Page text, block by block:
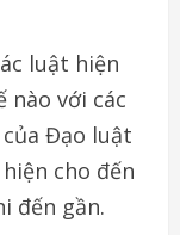
luật hiện
nào với các
Đạo luật
cho đến
đến gần.